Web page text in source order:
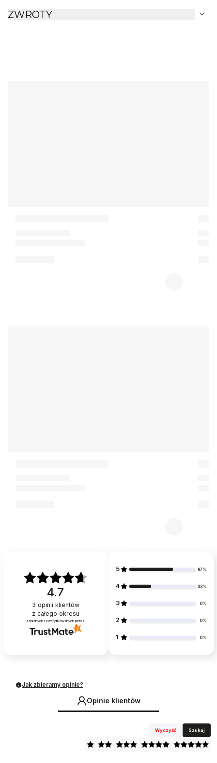
ZWROTY expand_more
4.7
3 opinii klientów
z całego okresu
zebranych i zweryfikowanych przez
5 67%
4 33%
3 0%
2 0%
1 0%
Jak zbieramy opinie?
Opinie klientów
Wyczyść Szukaj